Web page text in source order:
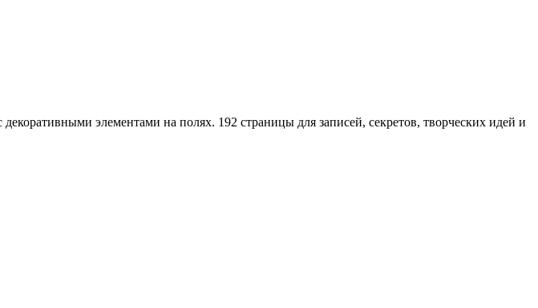
элементами на полях. 192 страницы для записей, секретов, творческих идей и